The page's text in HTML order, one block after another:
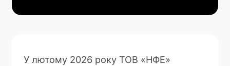
У лютому 2026 року ТОВ «НФЕ»